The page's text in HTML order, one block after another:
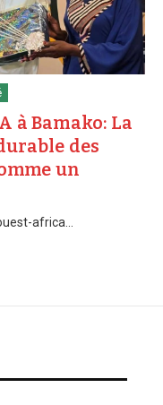
à Bamako: La
des
un
africa...